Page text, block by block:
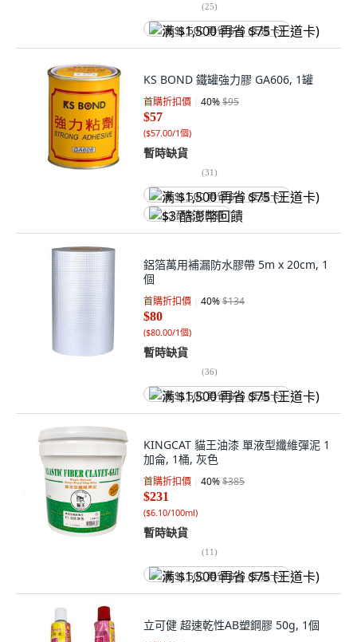
(25)
满 $1,500 再省 $75 (王道卡)
KS BOND 鐵罐強力膠 GA606, 1罐
首購折扣價 40%$95
$57
($57.00/1個)
暫時缺貨
(31)
满 $1,500 再省 $75 (王道卡)
$3 酷澎幣回饋
鋁箔萬用補漏防水膠帶 5m x 20cm, 1
個
首購折扣價 40%$134
$80
($80.00/1個)
暫時缺貨
(36)
满 $1,500 再省 $75 (王道卡)
KINGCAT 貓王油漆 單液型纖維彈泥 1
加侖, 1桶, 灰色
首購折扣價 40%$385
$231
($6.10/100ml)
暫時缺貨
(11)
满 $1,500 再省 $75 (王道卡)
立可健 超速乾性AB塑鋼膠 50g, 1個